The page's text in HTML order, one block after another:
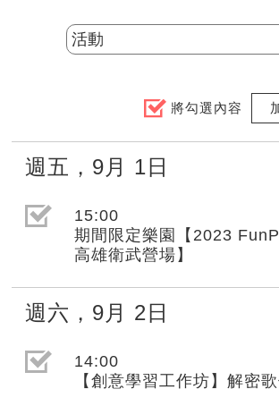
分類
將勾選內容
週五 ， 9月 1日
選取節目(未勾選)
15:00
期間限定樂園【2023
高雄衛武營場】
週六 ， 9月 2日
選取節目(未勾選)
14:00
【創意學習工作坊】解密